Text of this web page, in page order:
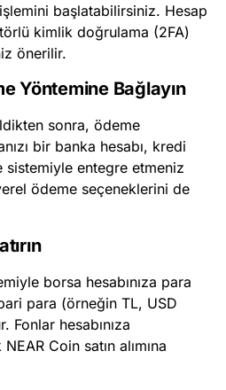
başlatabilirsiniz. Hesap
kimlik doğrulama (2FA)
önerilir.
Yöntemine Bağlayın
sonra, ödeme
bir banka hesabı, kredi
sistemiyle entegre etmeniz
ödeme seçeneklerini de
borsa hesabınıza para
para (örneğin TL, USD
Fonlar hesabınıza
Coin satın alımına